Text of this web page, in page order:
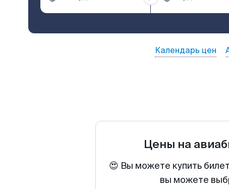
Календарь цен
Цены на
😍 Вы можете купить
вы можете